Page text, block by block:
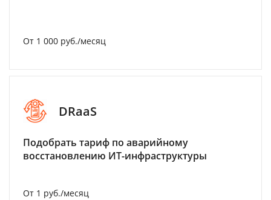
От 1 000 руб./месяц
DRaaS
Подобрать тариф по аварийному
восстановлению ИТ-инфраструктуры
От 1 руб./месяц